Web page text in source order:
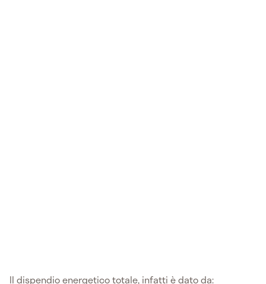
Il dispendio energetico totale, infatti è dato da: